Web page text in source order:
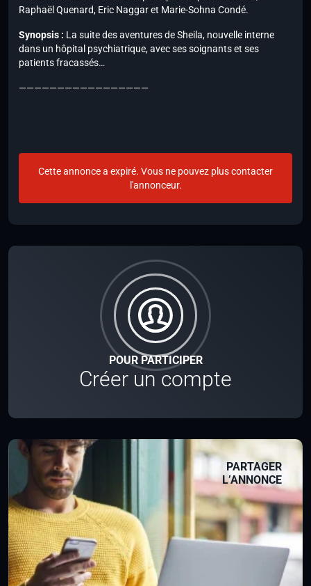
POUR PARTICIPER
Créer un compte
PARTAGER
L’ANNONCE
Raphaël Quenard, Eric Naggar et Marie-Sohna Condé.
Synopsis : La suite des aventures de Sheila, nouvelle interne
dans un hôpital psychiatrique, avec ses soignants et ses
patients fracassés…
—————————————————
Cette annonce a expiré. Vous ne pouvez plus contacter
l'annonceur.